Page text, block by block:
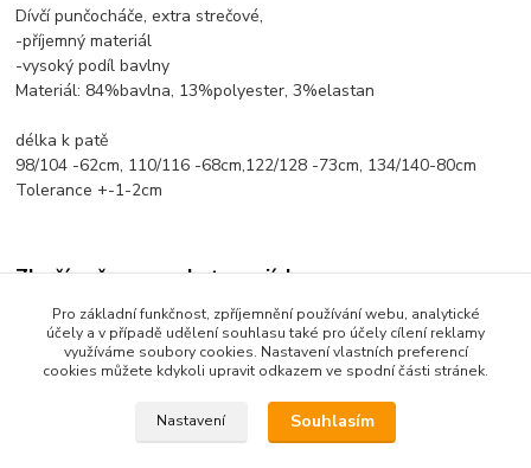
Dívčí punčocháče, extra strečové,
-příjemný materiál
-vysoký podíl bavlny
Materiál: 84%bavlna, 13%polyester, 3%elastan
délka k patě
98/104 -62cm, 110/116 -68cm,122/128 -73cm, 134/140-80cm
Tolerance +-1-2cm
Zboží zařazeno v kategoriích
Dětské oblečení
Punčocháče, silonky
Pro základní funkčnost, zpříjemnění používání webu, analytické
účely a v případě udělení souhlasu také pro účely cílení reklamy
využíváme soubory cookies. Nastavení vlastních preferencí
cookies můžete kdykoli upravit odkazem ve spodní části stránek.
Nastavení Souhlasím